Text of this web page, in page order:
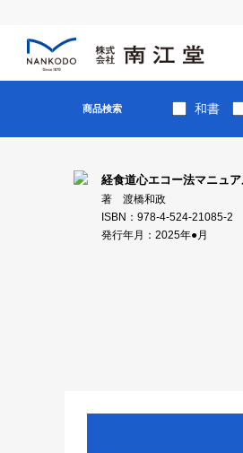
商品検索 和書
経食道心エコー法マニュ
著 渡橋和政
ISBN：978-4-524-21085-2
発行年月：2025年●月